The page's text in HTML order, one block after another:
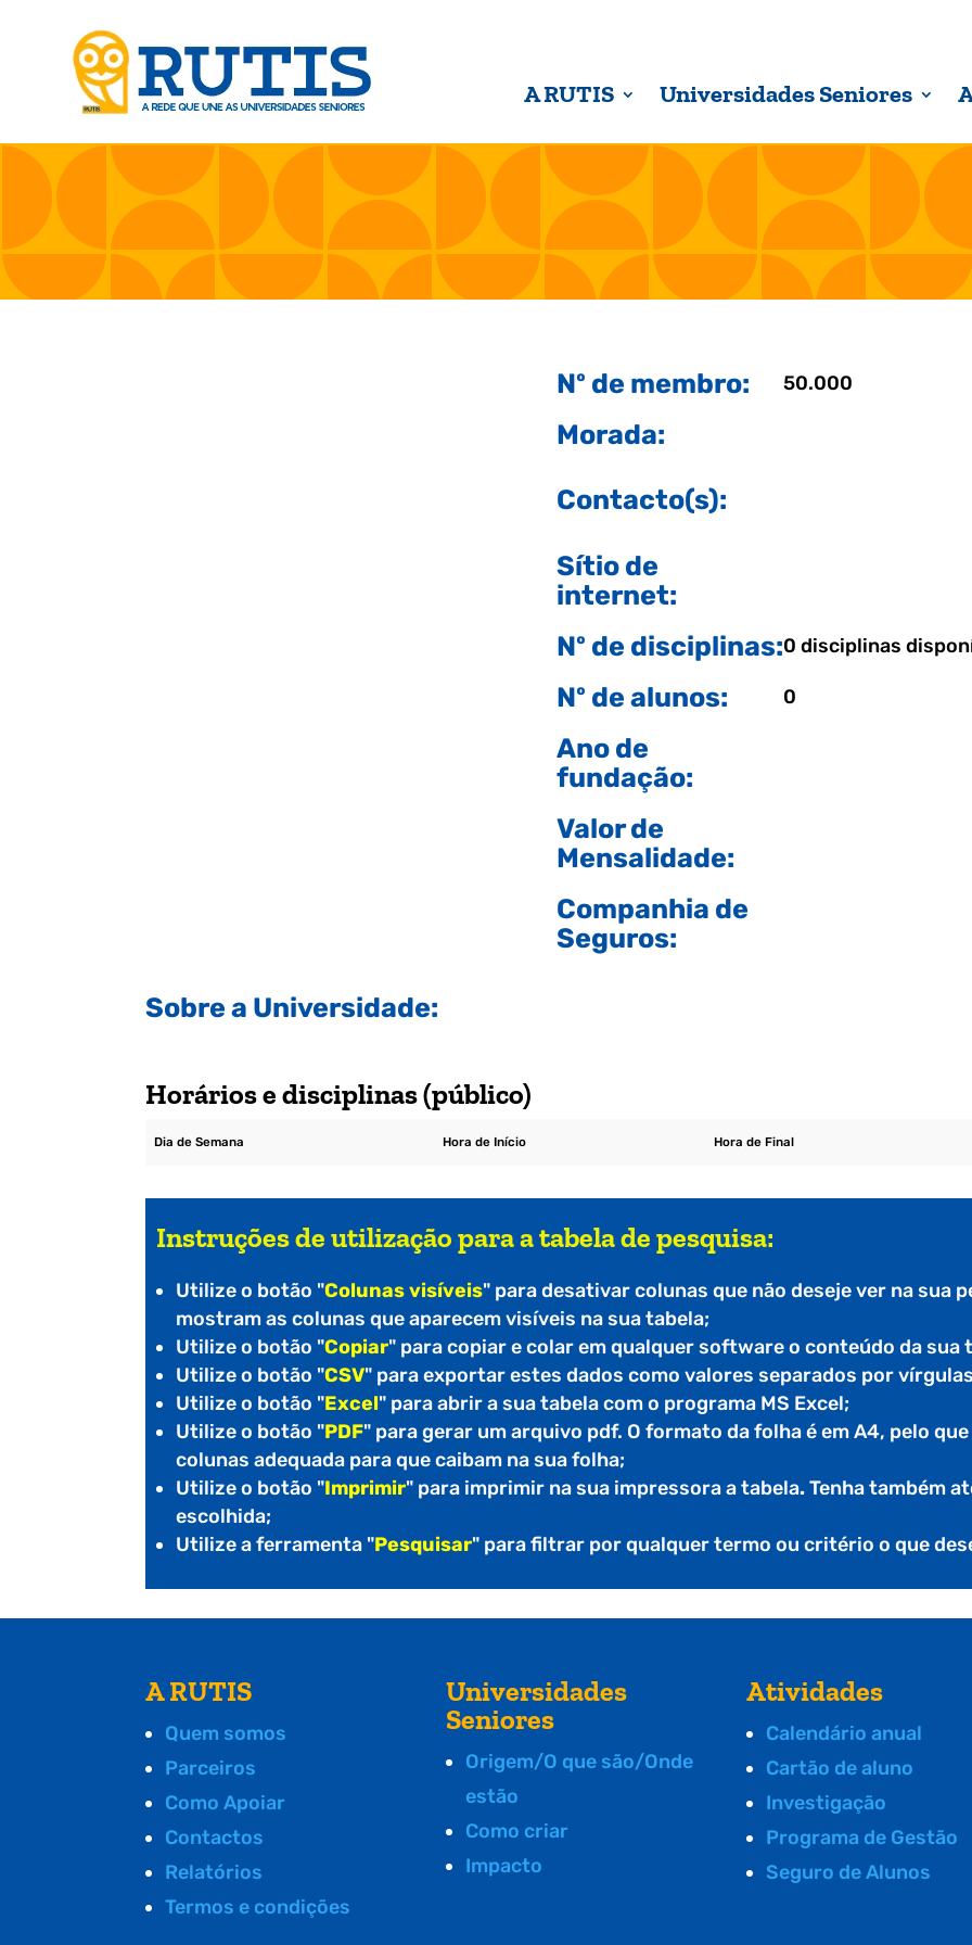
A RUTIS Universidades Seniores
Nº de membro: 50.000
Morada:
Contacto(s):
Sítio de
internet:
Nº de disciplinas:0 disciplinas
Nº de alunos: 0
Ano de
fundação:
Valor de
Mensalidade:
Companhia de
Seguros:
Sobre a Universidade:
Horários e disciplinas (público)
Dia de Semana Hora de Início Hora de Final
Instruções de utilização para a tabela de pesquisa:
Utilize o botão "Colunas visíveis" para desativar colunas que não deseje ver na sua
mostram as colunas que aparecem visíveis na sua tabela;
Utilize o botão "Copiar" para copiar e colar em qualquer software o conteúdo da sua
Utilize o botão "CSV" para exportar estes dados como valores separados por
Utilize o botão "Excel" para abrir a sua tabela com o programa MS Excel;
Utilize o botão "PDF" para gerar um arquivo pdf. O formato da folha é em A4, pelo
colunas adequada para que caibam na sua folha;
Utilize o botão "Imprimir" para imprimir na sua impressora a tabela.Tenha também
escolhida;
Utilize a ferramenta "Pesquisar" para filtrar por qualquer termo ou critério o que
A RUTIS
Quem somos
Parceiros
Como Apoiar
Contactos
Relatórios
Termos e condições
Universidades
Seniores
Origem/O que são/Onde
estão
Como criar
Impacto
Atividades
Calendário anual
Cartão de aluno
Investigação
Programa de Gestão
Seguro de Alunos